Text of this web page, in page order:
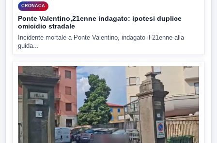
CRONACA
Ponte Valentino,21enne indagato: ipotesi duplice
omicidio stradale
Incidente mortale a Ponte Valentino, indagato il 21enne alla
guida...